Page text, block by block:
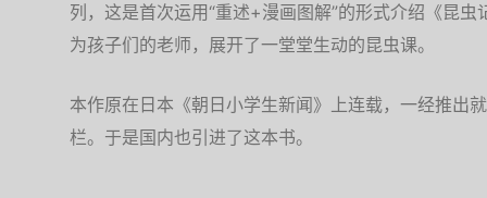
列，这是首次运用“重述+漫画图解”的形式介绍《昆
为孩子们的老师，展开了一堂堂生动的昆虫课。
本作原在日本《朝日小学生新闻》上连载，一经推出
栏。于是国内也引进了这本书。